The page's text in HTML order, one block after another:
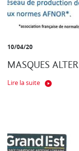
10/04/20
MASQUES
Lire la suite